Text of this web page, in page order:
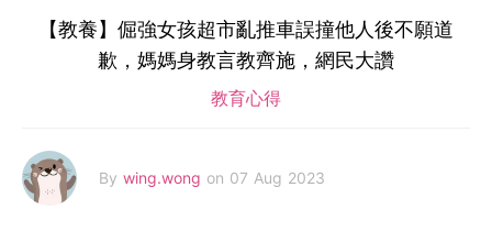
【教養】倔強女孩超市亂推車誤撞他人後不願道
歉，媽媽身教言教齊施，網民大讚
教育心得
By wing.wong on 07 Aug 2023